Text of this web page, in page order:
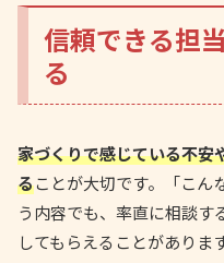
信頼できる担
る
家づくりで感じている不安
ることが大切です。「こん
う内容でも、率直に相談す
してもらえることがあります